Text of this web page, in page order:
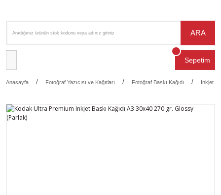
ARA
Sepetim
Anasayfa Fotoğraf Yazıcısı ve Kağıtları Fotoğraf Baskı Kağıdı Inkjet